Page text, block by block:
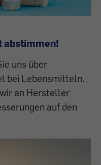
abstimmen!
uns über
bei Lebensmitteln.
an Hersteller
auf den